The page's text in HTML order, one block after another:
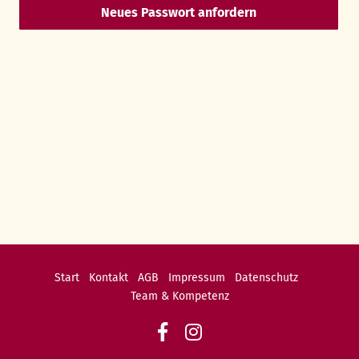
Neues Passwort anfordern
Navigation
Start Kontakt AGB Impressum
Datenschutz
Team & Kompetenz